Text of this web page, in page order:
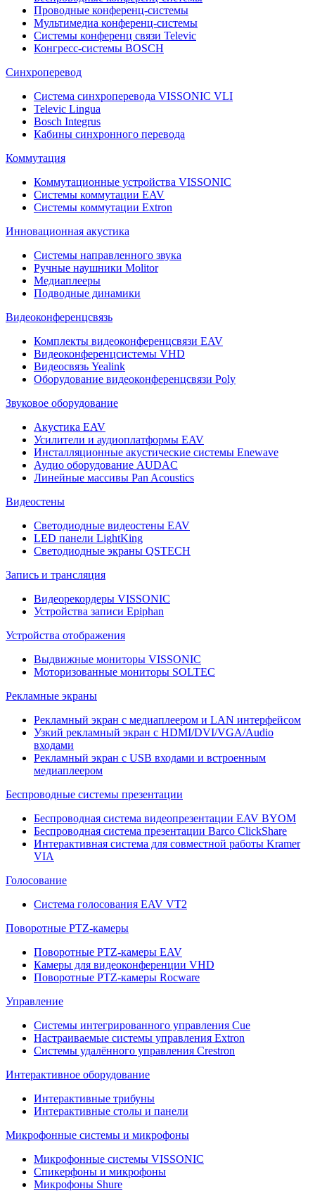
Проводные конференц-системы
Мультимедиа конференц-системы
Системы конференц связи Televic
Конгресс-системы BOSCH
Синхроперевод
Система синхроперевода VISSONIC VLI
Televic Lingua
Bosch Integrus
Кабины синхронного перевода
Коммутация
Коммутационные устройства VISSONIC
Системы коммутации EAV
Системы коммутации Extron
Инновационная акустика
Системы направленного звука
Ручные наушники Molitor
Медиаплееры
Подводные динамики
Видеоконференцсвязь
Комплекты видеоконференцсвязи EAV
Видеоконференцсистемы VHD
Видеосвязь Yealink
Оборудование видеоконференцсвязи Poly
Звуковое оборудование
Акустика EAV
Усилители и аудиоплатформы EAV
Инсталляционные акустические системы Enewave
Аудио оборудование AUDAC
Линейные массивы Pan Acoustics
Видеостены
Светодиодные видеостены EAV
LED панели LightKing
Светодиодные экраны QSTECH
Запись и трансляция
Видеорекордеры VISSONIC
Устройства записи Epiphan
Устройства отображения
Выдвижные мониторы VISSONIC
Моторизованные мониторы SOLTEC
Рекламные экраны
Рекламный экран с медиаплеером и LAN интерфейсом
Узкий рекламный экран с HDMI/DVI/VGA/Audio
входами
Рекламный экран с USB входами и встроенным
медиаплеером
Беспроводные системы презентации
Беспроводная система видеопрезентации EAV BYOM
Беспроводная система презентации Barco ClickShare
Интерактивная система для совместной работы Kramer
VIA
Голосование
Система голосования EAV VT2
Поворотные PTZ-камеры
Поворотные PTZ-камеры EAV
Камеры для видеоконференции VHD
Поворотные PTZ-камеры Rocware
Управление
Системы интегрированного управления Cue
Настраиваемые системы управления Extron
Системы удалённого управления Crestron
Интерактивное оборудование
Интерактивные трибуны
Интерактивные столы и панели
Микрофонные системы и микрофоны
Микрофонные системы VISSONIC
Спикерфоны и микрофоны
Микрофоны Shure